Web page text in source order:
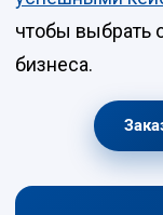
чтобы выбрать
бизнеса.